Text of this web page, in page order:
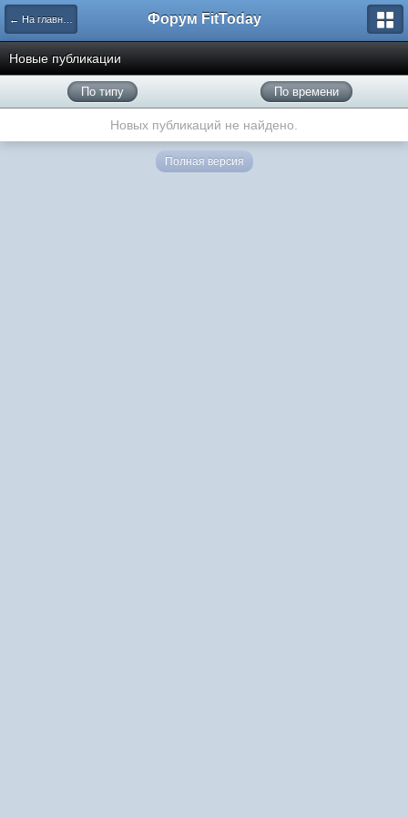
← На главную Форум FitToday
Новые публикации
По типу По времени
Новых публикаций не найдено.
Полная версия